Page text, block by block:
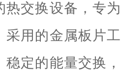
热交换设备，专
采用的金属板片
稳定的能量交换